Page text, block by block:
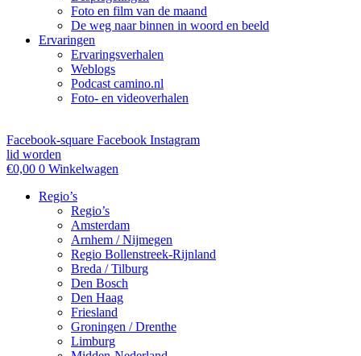
Foto en film van de maand
De weg naar binnen in woord en beeld
Ervaringen
Ervaringsverhalen
Weblogs
Podcast camino.nl
Foto- en videoverhalen
Facebook-square Facebook Instagram
lid worden
€0,00 0 Winkelwagen
Regio’s
Regio’s
Amsterdam
Arnhem / Nijmegen
Regio Bollenstreek-Rijnland
Breda / Tilburg
Den Bosch
Den Haag
Friesland
Groningen / Drenthe
Limburg